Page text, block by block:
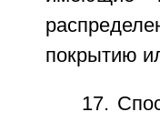
покрытию
17.